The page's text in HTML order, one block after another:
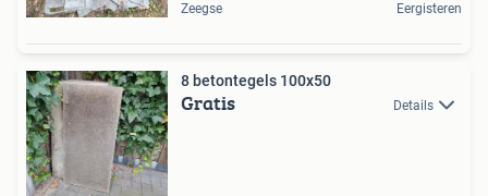
Zeegse Eergisteren
8 betontegels 100x50
Gratis Details